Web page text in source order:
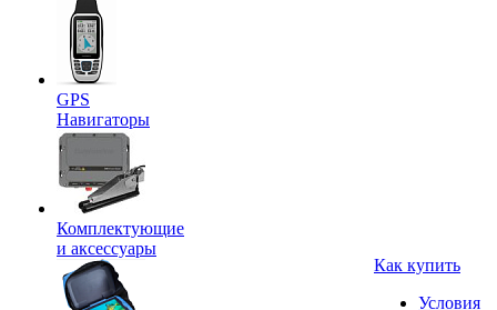
GPS
Навигаторы
Комплектующие
и аксессуары
Как купить
Условия